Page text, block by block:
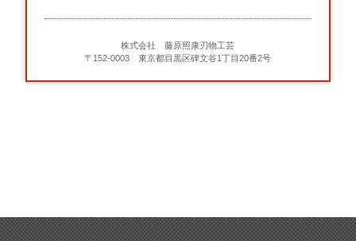
株式会社 藤原照康刃物工芸
〒152-0003 東京都目黒区碑文谷1丁目20番2号